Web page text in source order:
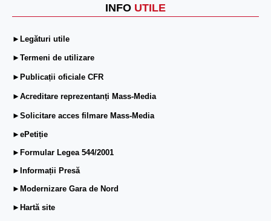
INFO UTILE
►Legături utile
►Termeni de utilizare
►Publicații oficiale CFR
►Acreditare reprezentanți Mass-Media
►Solicitare acces filmare Mass-Media
►ePetiție
►Formular Legea 544/2001
►Informații Presă
►Modernizare Gara de Nord
►Hartă site